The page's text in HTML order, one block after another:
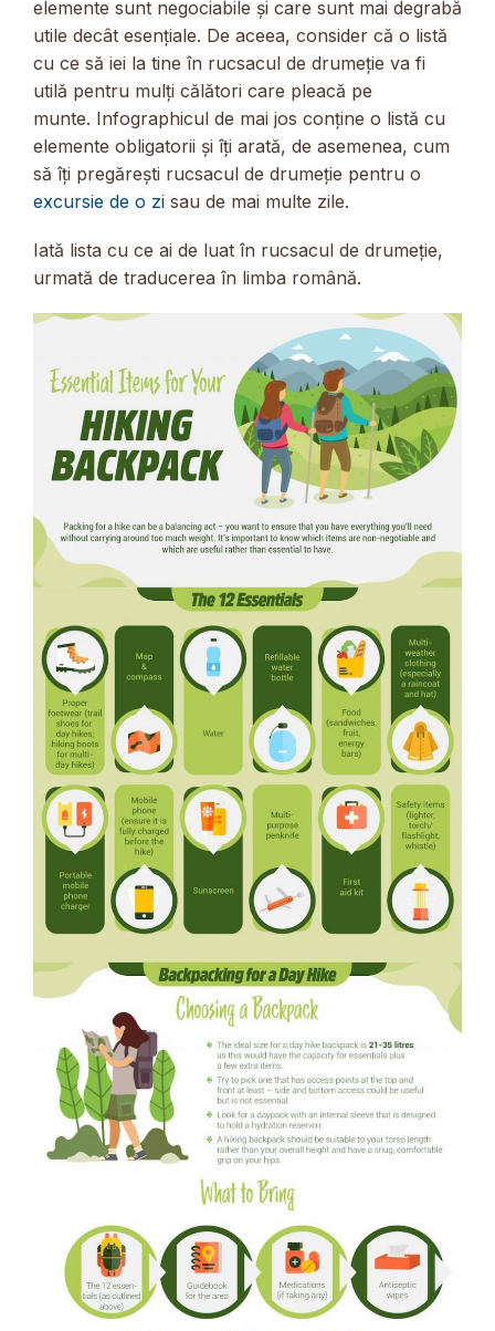
elemente sunt negociabile și care sunt mai degrabă
utile decât esențiale. De aceea, consider că o listă
cu ce să iei la tine în rucsacul de drumeție va fi
utilă pentru mulți călători care pleacă pe
munte. Infographicul de mai jos conține o listă cu
elemente obligatorii și îți arată, de asemenea, cum
să îți pregărești rucsacul de drumeție pentru o
excursie de o zi sau de mai multe zile.
Iată lista cu ce ai de luat în rucsacul de drumeție,
urmată de traducerea în limba română.